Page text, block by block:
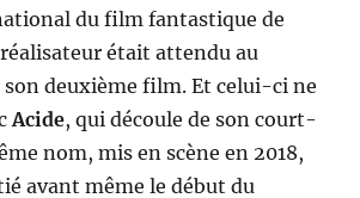
du film fantastique de
était attendu au
deuxième film. Et celui-ci ne
Acide, qui découle de son court-
nom, mis en scène en 2018,
avant même le début du